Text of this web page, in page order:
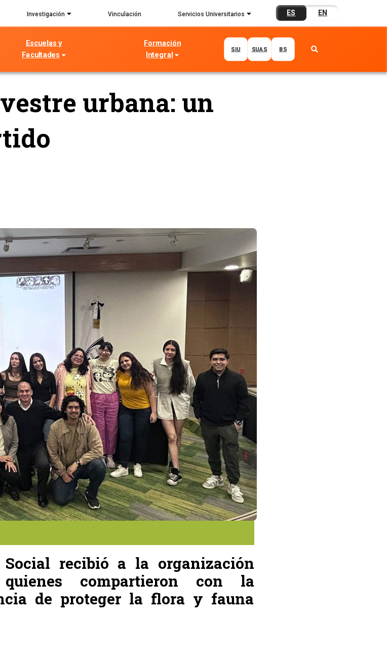
Investigación Vinculación Servicios Universitarios ES EN
Escuelas y
Facultades
Formación
Integral
SIU SUAS BS
urbana: un
recibió a la organización
compartieron con la
de proteger la flora y fauna